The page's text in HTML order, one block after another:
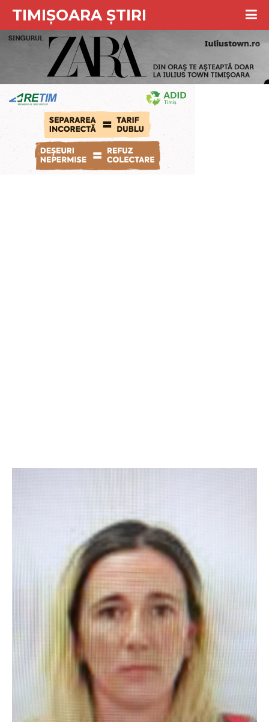
TIMIȘOARA ȘTIRI